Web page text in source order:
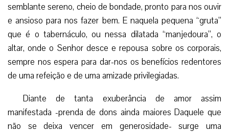
semblante sereno, cheio de bondade, pronto para nos ouvir
e ansioso para nos fazer bem. E naquela pequena “gruta”
que é o tabernáculo, ou nessa dilatada “manjedoura”, o
altar, onde o Senhor desce e repousa sobre os corporais,
sempre nos espera para dar-nos os benefícios redentores
de uma refeição e de uma amizade privilegiadas.
Diante de tanta exuberância de amor assim
manifestada -prenda de dons ainda maiores Daquele que
não se deixa vencer em generosidade- surge uma